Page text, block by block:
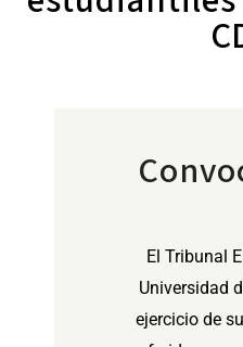
El Tribunal
Universidad
ejercicio de